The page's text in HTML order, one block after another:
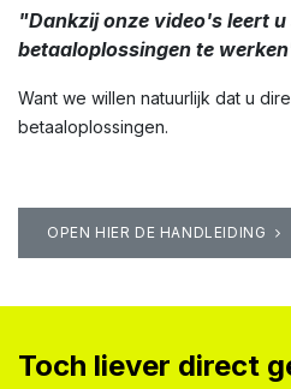
"Dankzij onze video's leert u
betaaloplossingen te
Want we willen natuurlijk dat u
betaaloplossingen.
OPEN HIER DE HANDLEIDING
Toch liever direct